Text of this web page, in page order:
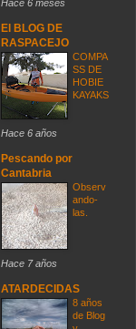
Hace 6 meses
El BLOG DE
RASPACEJO
COMPA
SS DE
HOBIE
KAYAKS
Hace 6 años
Pescando por
Cantabria
Observ
ando-
las.
Hace 7 años
ATARDECIDAS
8 años
de Blog